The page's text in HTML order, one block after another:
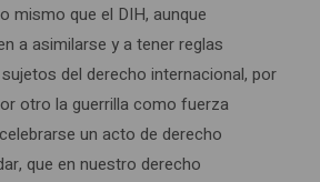
mismo que el DIH, aunque
a asimilarse y a tener reglas
del derecho internacional, por
otro la guerrilla como fuerza
un acto de derecho
que en nuestro derecho